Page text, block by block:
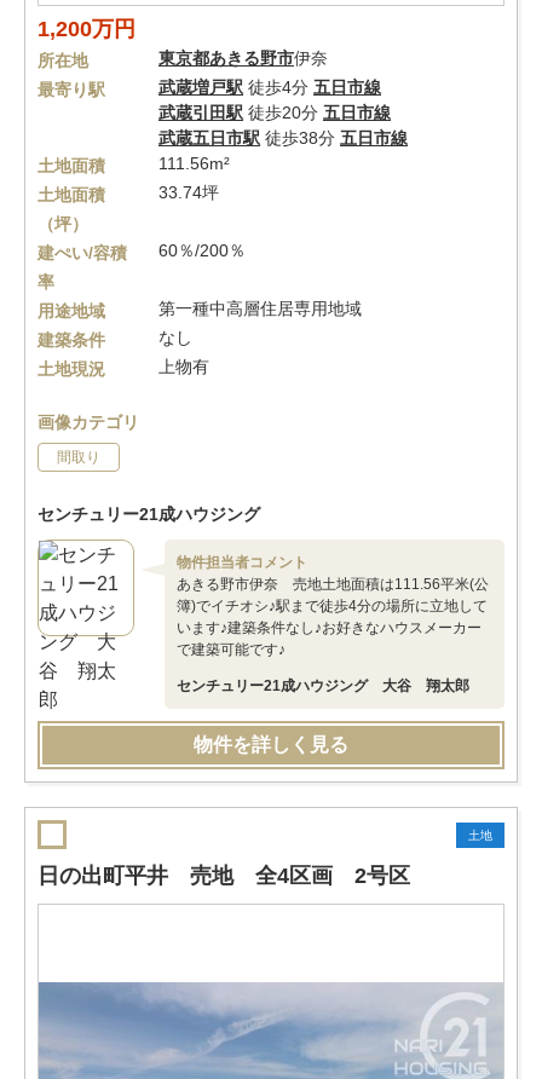
1,200万円
所在地 東京都あきる野市伊奈
最寄り駅
武蔵増戸駅 徒歩4分 五日市線
武蔵引田駅 徒歩20分 五日市線
武蔵五日市駅 徒歩38分 五日市線
土地面積
111.56m²
土地面積
（坪）
33.74坪
建ぺい/容積
率
60％/200％
用途地域
第一種中高層住居専用地域
建築条件
なし
土地現況
上物有
画像カテゴリ
間取り
センチュリー21成ハウジング
物件担当者コメント
あきる野市伊奈 売地土地面積は111.56平米(公
簿)でイチオシ♪駅まで徒歩4分の場所に立地して
います♪建築条件なし♪お好きなハウスメーカー
で建築可能です♪
センチュリー21成ハウジング 大谷 翔太郎
物件を詳しく見る
土地
日の出町平井 売地 全4区画 2号区